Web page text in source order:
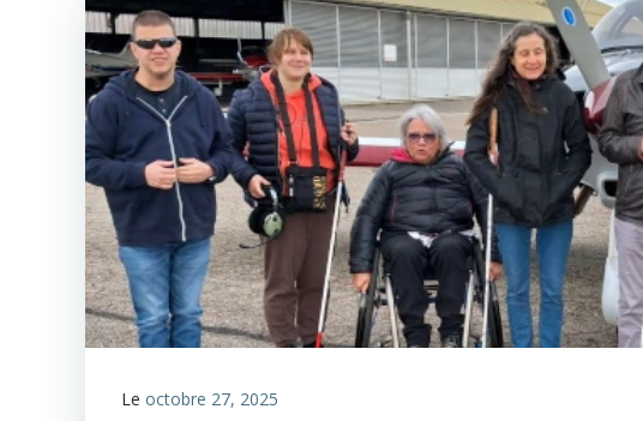
Le octobre 27, 2025